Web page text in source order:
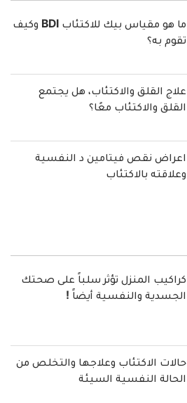
ما هو مقياس بيك للاكتئاب BDI وكيف
تقوم به؟
علاج القلق والاكتئاب، هل يجتمع
القلق والاكتئاب معًا؟
اعراض نقص فيتامين د النفسية
وعلاقته بالاكتئاب
كراكيب المنزل تؤثر سلباً على صحتك
الجسدية والنفسية أيضاً !
حالات الاكتئاب وعلاجها والتخلص من
الحالة النفسية السيئة